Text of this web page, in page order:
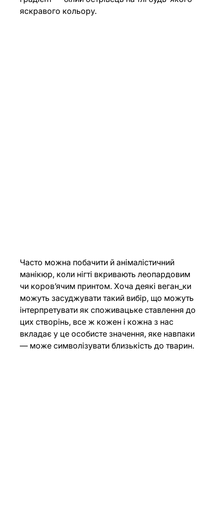
яскравого кольору.
Часто можна побачити й анімалістичний
манікюр, коли нігті вкривають леопардовим
чи коров’ячим принтом. Хоча деякі веган_ки
можуть засуджувати такий вибір, що можуть
інтерпретувати як споживацьке ставлення до
цих створінь, все ж кожен і кожна з нас
вкладає у це особисте значення, яке навпаки
— може символізувати близькість до тварин.